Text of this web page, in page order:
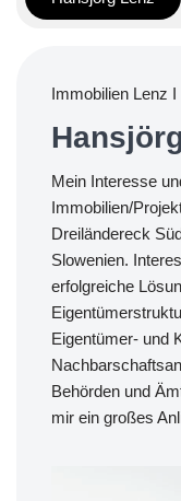
Immobilien Lenz
Mein Interesse
Immobilien/
Dreiländereck
Slowenien.
erfolgreiche
Eigentümer- und
Behörden und
mir ein großes